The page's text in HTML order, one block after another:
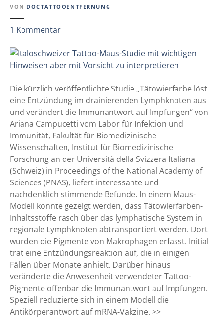
T
o
o
n
t
f
e
r
n
u
n
g
?
N
e
u
a
n
f
a
n
g
i
m
L
e
b
e
n
VON DOCTATTOOENTFERNUNG
1 Kommentarz
I
t
l
o
s
c
h
w
e
i
z
e
r
T
a
t
t
o
o
-
M
a
Die kürzlich veröffentlichte Studie „Tätowierfarbe löst
eine Entzündung im drainierenden Lymphknoten aus
und verändert die Immunantwort auf Impfungen“ von
Ariana Campucetti vom Labor für Infektion und
Immunität, Fakultät für Biomedizinische
Wissenschaften, Institut für Biomedizinische
Forschung an der Università della Svizzera Italiana
(Schweiz) in Proceedings of the National Academy of
Sciences (PNAS), liefert interessante und
nachdenklich stimmende Befunde. In einem Maus-
Modell konnte gezeigt werden, dass Tätowierfarben-
Inhaltsstoffe rasch über das lymphatische System in
regionale Lymphknoten abtransportiert werden. Dort
wurden die Pigmente von Makrophagen erfasst. Initial
trat eine Entzündungsreaktion auf, die in einigen
Fällen über Monate anhielt. Darüber hinaus
veränderte die Anwesenheit verwendeter Tattoo-
Pigmente offenbar die Immunantwort auf Impfungen.
Speziell reduzierte sich in einem Modell die
Antikörperantwort auf mRNA-Vakzine. >>